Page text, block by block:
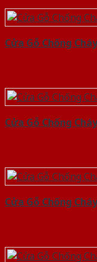
Cửa Gỗ Chống
Cửa Gỗ Chống
Cửa Gỗ Chống